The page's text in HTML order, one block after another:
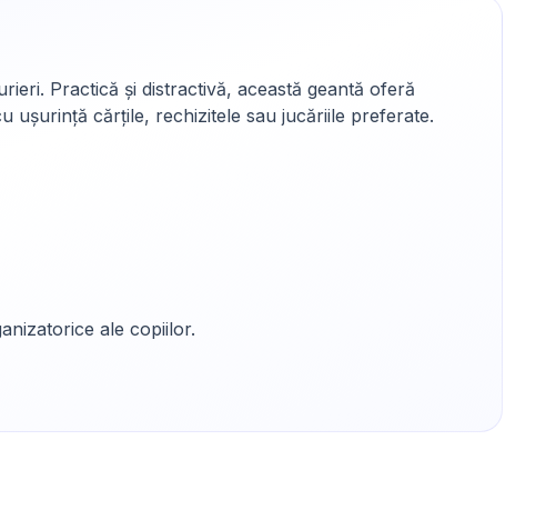
Practică și distractivă, această geantă oferă
ușurință cărțile, rechizitele sau jucăriile preferate.
ale copiilor.